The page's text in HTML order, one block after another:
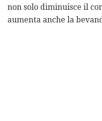
non solo diminuisce il
aumenta anche la